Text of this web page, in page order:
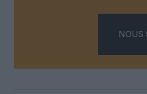
NOUS